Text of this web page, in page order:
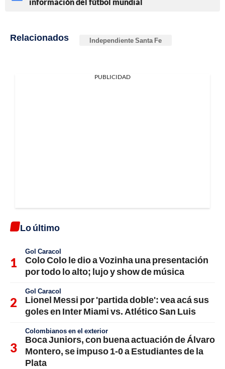
Relacionados Independiente Santa Fe
PUBLICIDAD
Lo último
Gol Caracol
Colo Colo le dio a Vozinha una presentación
por todo lo alto; lujo y show de música
Gol Caracol
Lionel Messi por 'partida doble': vea acá sus
goles en Inter Miami vs. Atlético San Luis
Colombianos en el exterior
Boca Juniors, con buena actuación de Álvaro
Montero, se impuso 1-0 a Estudiantes de la
Plata